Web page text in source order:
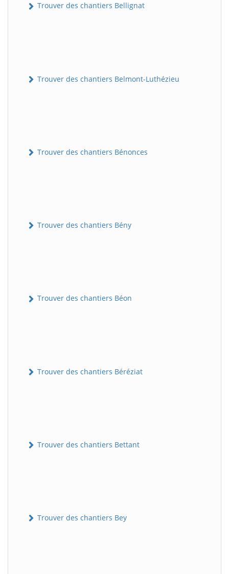
Trouver des chantiers Bellignat
Trouver des chantiers Belmont-Luthézieu
Trouver des chantiers Bénonces
Trouver des chantiers Bény
Trouver des chantiers Béon
Trouver des chantiers Béréziat
Trouver des chantiers Bettant
Trouver des chantiers Bey